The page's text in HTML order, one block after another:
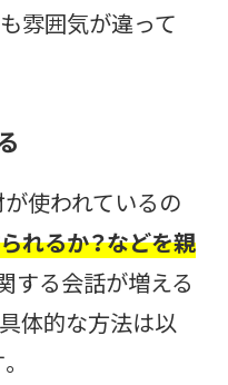
雰囲気が違って
使われているの
れるか？などを親
する会話が増える
体的な方法は以